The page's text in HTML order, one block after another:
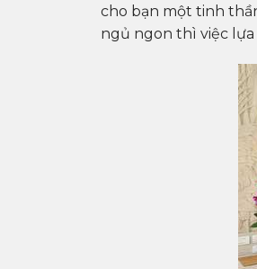
cho bạn một tinh
ngủ ngon thì việc